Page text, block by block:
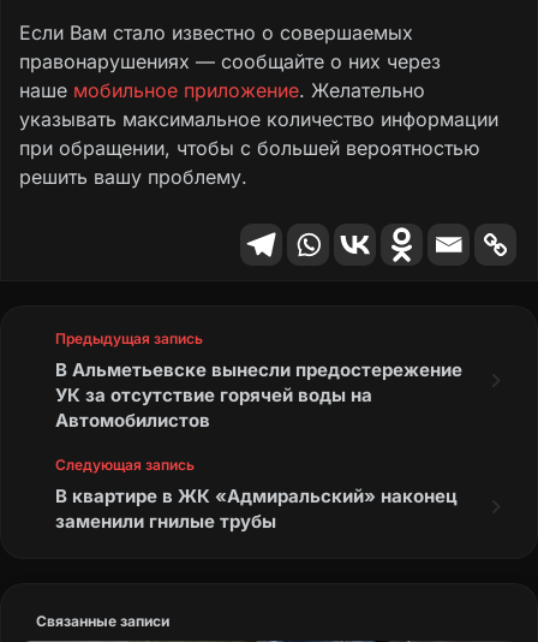
Если Вам стало известно о совершаемых
правонарушениях — сообщайте о них через
наше мобильное приложение. Желательно
указывать максимальное количество информации
при обращении, чтобы с большей вероятностью
решить вашу проблему.
Предыдущая запись
В Альметьевске вынесли предостережение
УК за отсутствие горячей воды на
Автомобилистов
Следующая запись
В квартире в ЖК «Адмиральский» наконец
заменили гнилые трубы
Связанные записи